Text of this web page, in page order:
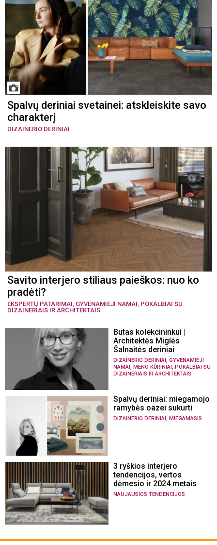
Spalvų deriniai svetainei: atskleiskite savo
charakterį
DIZAINERIO DERINIAI
Savito interjero stiliaus paieškos: nuo ko
pradėti?
EKSPERTŲ PATARIMAI GYVENAMIEJI NAMAI POKALBIAI SU
DIZAINERIAIS IR ARCHITEKTAIS
Butas kolekcininkui |
Architektės Miglės
Šalnaitės deriniai
DIZAINERIO DERINIAI GYVENAMIEJI
NAMAI MENO KŪRINIAI POKALBIAI SU
DIZAINERIAIS IR ARCHITEKTAIS
Spalvų deriniai: miegamojo
ramybės oazei sukurti
DIZAINERIO DERINIAI MIEGAMASIS
3 ryškios interjero
tendencijos, vertos
dėmesio ir 2024 metais
NAUJAUSIOS TENDENCIJOS